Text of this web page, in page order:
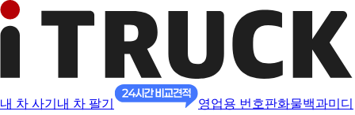
내 차 사기 내 차 팔기 영업용 번호판화물백과미디